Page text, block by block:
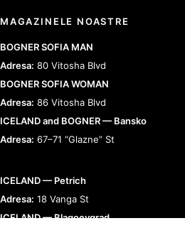
MAGAZINELE NOASTRE
BOGNER SOFIA MAN
Adresa: 80 Vitosha Blvd
BOGNER SOFIA WOMAN
Adresa: 86 Vitosha Blvd
ICELAND and BOGNER — Bansko
Adresa: 67–71 “Glazne” St
ICELAND — Petrich
Adresa: 18 Vanga St
ICELAND — Blagoevgrad